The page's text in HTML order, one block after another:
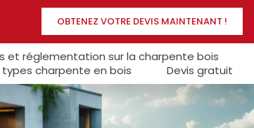
OBTENEZ VOTRE DEVIS MAINTENANT !
et réglementation sur la charpente bois
charpente en bois
Devis gratuit